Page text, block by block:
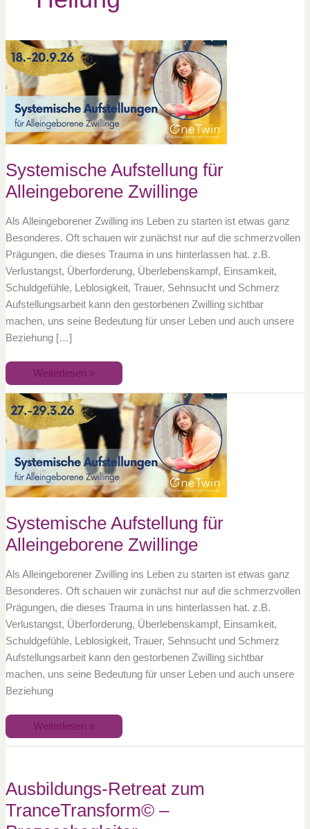
Systemische Aufstellung für
Alleingeborene Zwillinge
Als Alleingeborener Zwilling ins Leben zu starten ist etwas ganz
Besonderes. Oft schauen wir zunächst nur auf die schmerzvollen
Prägungen, die dieses Trauma in uns hinterlassen hat. z.B.
Verlustangst, Überforderung, Überlebenskampf, Einsamkeit,
Schuldgefühle, Leblosigkeit, Trauer, Sehnsucht und Schmerz
Aufstellungsarbeit kann den gestorbenen Zwilling sichtbar
machen, uns seine Bedeutung für unser Leben und auch unsere
Beziehung […]
Systemische
Aufstellung
für
Alleingeborene
Zwillinge
Weiterlesen »
Systemische Aufstellung für
Alleingeborene Zwillinge
Als Alleingeborener Zwilling ins Leben zu starten ist etwas ganz
Besonderes. Oft schauen wir zunächst nur auf die schmerzvollen
Prägungen, die dieses Trauma in uns hinterlassen hat. z.B.
Verlustangst, Überforderung, Überlebenskampf, Einsamkeit,
Schuldgefühle, Leblosigkeit, Trauer, Sehnsucht und Schmerz
Aufstellungsarbeit kann den gestorbenen Zwilling sichtbar
machen, uns seine Bedeutung für unser Leben und auch unsere
Beziehung
Systemische
Aufstellung
für
Alleingeborene
Zwillinge
Weiterlesen »
Ausbildungs-Retreat zum
TranceTransform© –
TranceTransform©
–
Prozessbegleiter